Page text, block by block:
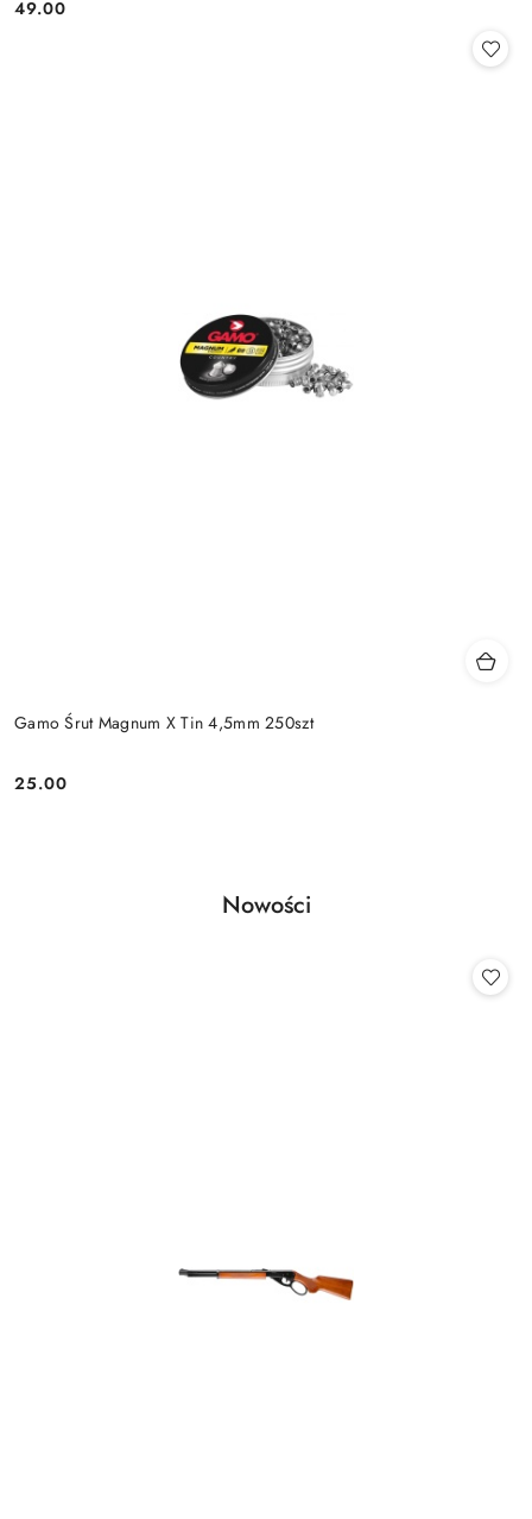
Cena:
49.00
Gamo Śrut Magnum X Tin 4,5mm 250szt
Cena:
25.00
Pomiń karuzelę produktów
Produkty
Nowości